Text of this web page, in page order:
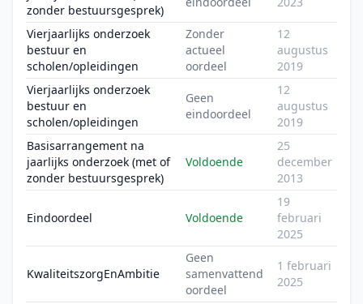
zonder bestuursgesprek)
Vierjaarlijks onderzoek
bestuur en
scholen/opleidingen
Zonder
actueel
oordeel
12
augustus
2019
Vierjaarlijks onderzoek
bestuur en
scholen/opleidingen
Geen
eindoordeel
12
augustus
2019
Basisarrangement na
jaarlijks onderzoek (met of
zonder bestuursgesprek)
Voldoende
25
december
2013
Eindoordeel Voldoende
19
februari
2025
KwaliteitszorgEnAmbitie
Geen
samenvattend
oordeel
1 februari
2025